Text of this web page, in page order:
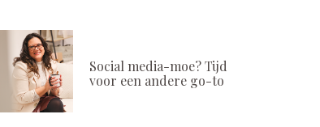
Social media-moe? Tijd
voor een andere go-to